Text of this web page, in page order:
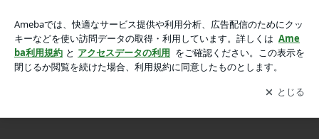
ツ、スニーカー、かばんなど修理見積もり！の画像 24枚中22
枚目
習志野市新津田沼駅で画像で簡単！靴修理見積もり。靴、ブーツ、スニーカー、かばんなど修理見積もり！